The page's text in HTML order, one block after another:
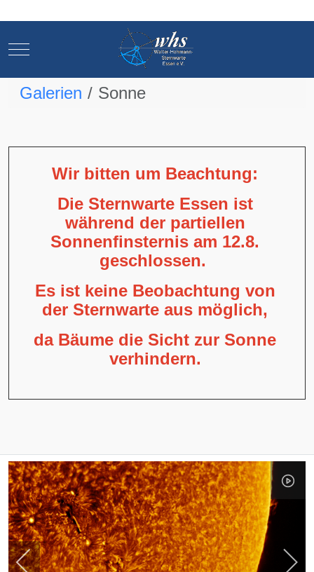
Mobile Menu Toggle
Galerien Sonne
Wir bitten um Beachtung:
Die Sternwarte Essen ist
während der partiellen
Sonnenfinsternis am 12.8.
geschlossen.
Es ist keine Beobachtung von
der Sternwarte aus möglich,
da Bäume die Sicht zur Sonne
verhindern.